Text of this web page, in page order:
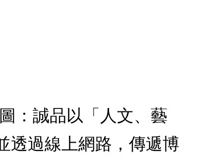
圖：誠品以「人文、藝
透過線上網路，傳遞博